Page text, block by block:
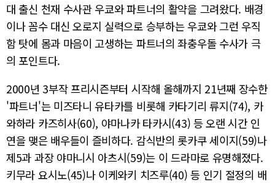
대 출신 천재 수사관 우쿄와 파트너의 활약을 그려왔다. 배경
이나 꼼수 대신 오로지 실력으로 승부하는 우쿄와 그런 우직
함 탓에 몸과 마음이 고생하는 파트너의 좌충우돌 수사가 극
의 포인트다.
2000년 3부작 프리시즌부터 시작해 올해까지 21년째 장수한
'파트너'는 미즈타니 유타카를 비롯해 카타기리 류지(74), 카
와하라 카즈히사(60), 야마나카 타카시(43) 등 오랜 시간 인
연을 맺은 배우들이 즐비하다. 감식반의 롯카쿠 세이지(59)나
제5과 과장 야마니시 아츠시(59)는 이 드라마로 유명해졌다.
키무라 요시노(45)나 이케와키 치즈루(40) 등 인기 절정의 배